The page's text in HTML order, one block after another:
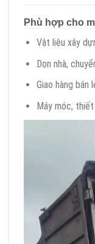
Phù hợp cho
Vật liệu xây
Dọn nhà,
Giao hàng bán
Máy móc,